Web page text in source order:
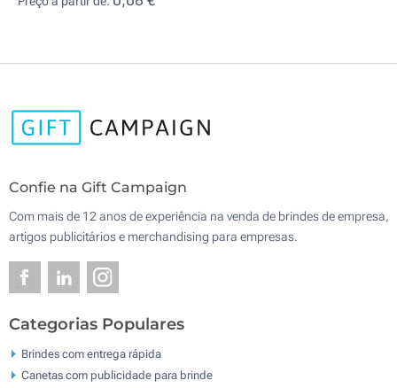
Confie na Gift Campaign
Com mais de 12 anos de experiência na venda de brindes de empresa,
artigos publicitários e merchandising para empresas.
Categorias Populares
Brindes com entrega rápida
Canetas com publicidade para brinde